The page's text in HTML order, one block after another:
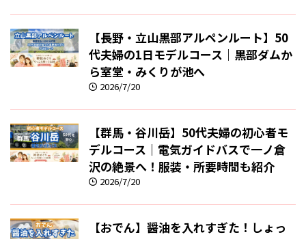
【長野・立山黒部アルペンルート】50
代夫婦の1日モデルコース｜黒部ダムか
ら室堂・みくりが池へ
2026/7/20
【群馬・谷川岳】50代夫婦の初心者モ
デルコース｜電気ガイドバスで一ノ倉
沢の絶景へ！服装・所要時間も紹介
2026/7/20
【おでん】醤油を入れすぎた！しょっ